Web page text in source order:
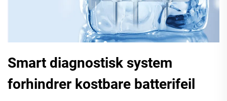
Smart diagnostisk system
forhindrer kostbare batterifeil